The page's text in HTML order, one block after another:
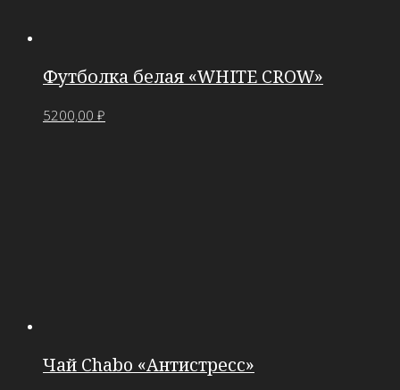
Футболка белая «WHITE CROW»
5200,00 ₽
Чай Chabo «Антистресс»